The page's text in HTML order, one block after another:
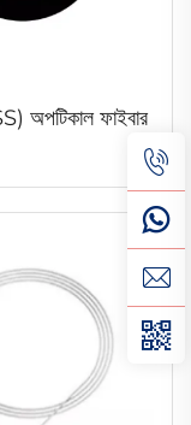
অপটিকাল ফাইবার